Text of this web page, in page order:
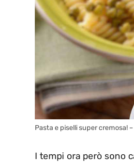
Pasta e piselli super cremosa!
I tempi ora però sono